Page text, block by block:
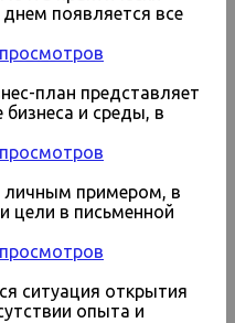
появляется все
план представляет
бизнеса и среды, в
личным примером, в
цели в письменной
ситуация открытия
опыта и